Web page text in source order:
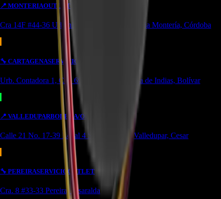
📍 MONTERIAOUTLET
Cra 14F #44-36 Urbanización Portal de Almeria Montería, Córdoba
🔧 CARTAGENASERVICIO
Urb. Contadora 1, Cra. 69 #31a-37 Cartagena de Indias, Bolívar
📍 VALLEDUPARBODEGA/OUTLET
Calle 21 No. 17-39 Local 4 Simón bolivar Valledupar, Cesar
🔧 PEREIRASERVICIO OUTLET
Cra. 8 #33-33 Pereira, Risaralda